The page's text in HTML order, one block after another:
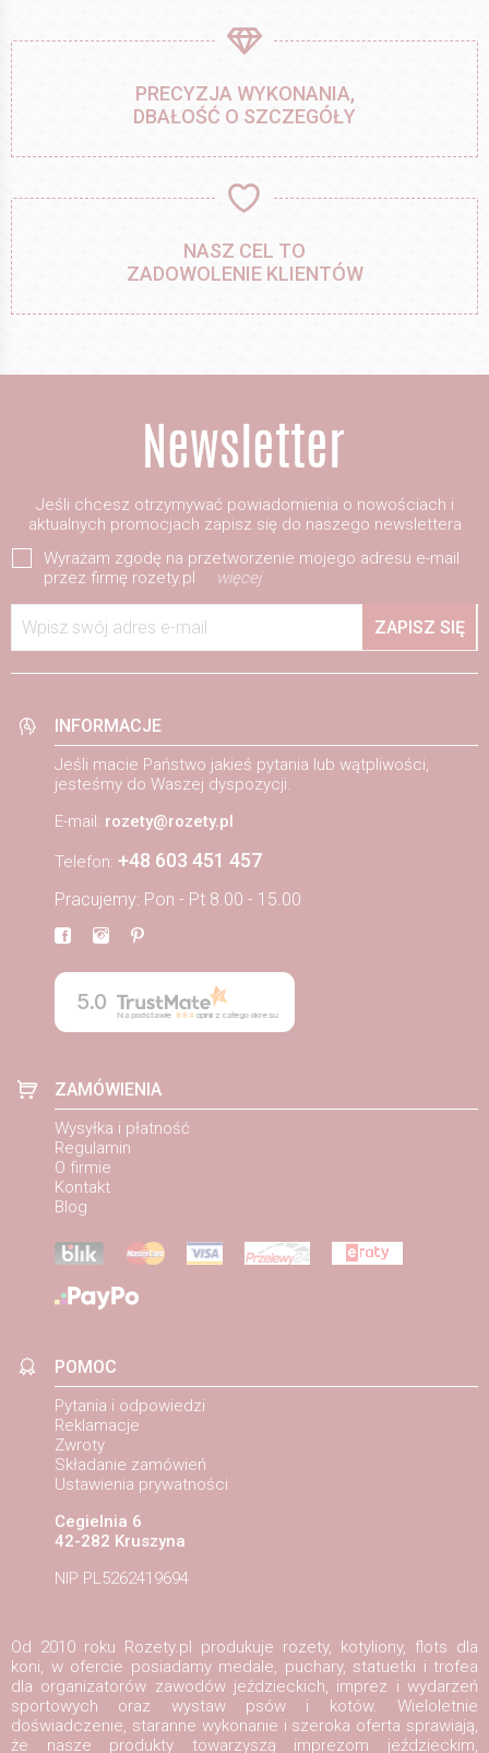
PRECYZJA WYKONANIA,
DBAŁOŚĆ O SZCZEGÓŁY
NASZ CEL TO
ZADOWOLENIE KLIENTÓW
Jeśli chcesz otrzymywać powiadomienia o nowościach i
aktualnych promocjach zapisz się do naszego newslettera
Wyrażam zgodę na przetworzenie mojego adresu e-mail
przez firmę rozety.pl
więcej
Wpisz swój adres e-mail ZAPISZ SIĘ
INFORMACJE
Jeśli macie Państwo jakieś pytania lub wątpliwości,
jesteśmy do Waszej dyspozycji.
E-mail: rozety@rozety.pl
Telefon: +48 603 451 457
Pracujemy: Pon - Pt 8.00 - 15.00
5.0
Na podstawie 884opinii z całego okresu
ZAMÓWIENIA
Wysyłka i płatność
Regulamin
O firmie
Kontakt
Blog
POMOC
Pytania i odpowiedzi
Reklamacje
Zwroty
Składanie zamówień
Ustawienia prywatności
Cegielnia 6
42-282 Kruszyna
NIP PL5262419694
Od 2010 roku Rozety.pl produkuje rozety, kotyliony, flots dla
koni, w ofercie posiadamy medale, puchary, statuetki i trofea
dla organizatorów zawodów jeździeckich, imprez i wydarzeń
sportowych oraz wystaw psów i kotów. Wieloletnie
doświadczenie, staranne wykonanie i szeroka oferta sprawiają,
że nasze produkty towarzyszą imprezom jeździeckim,